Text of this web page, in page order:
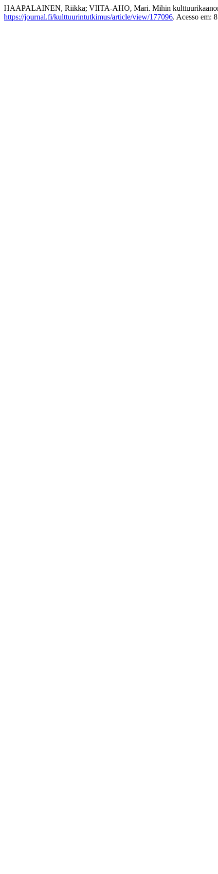
HAAPALAINEN, Riikka; VIITA-AHO, Mari. Mihin
https://journal.fi/kulttuurintutkimus/article/view/177096. Acesso em: